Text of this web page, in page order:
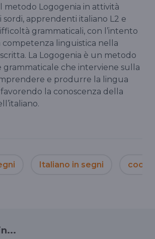
metodo Logogenia in attività
apprendenti italiano L2 e
grammaticali, con l’intento
competenza linguistica nella
La Logogenia è un metodo
grammaticale che interviene sulla
e produrre la lingua
la conoscenza della
Italiano in segni